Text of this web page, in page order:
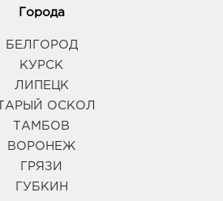
область, г Курск, пр-кт Дружбы,
Города
БЕЛГОРОД
КУРСК
ЛИПЕЦК
ОСКОЛ
ТАМБОВ
ВОРОНЕЖ
ГРЯЗИ
ГУБКИН